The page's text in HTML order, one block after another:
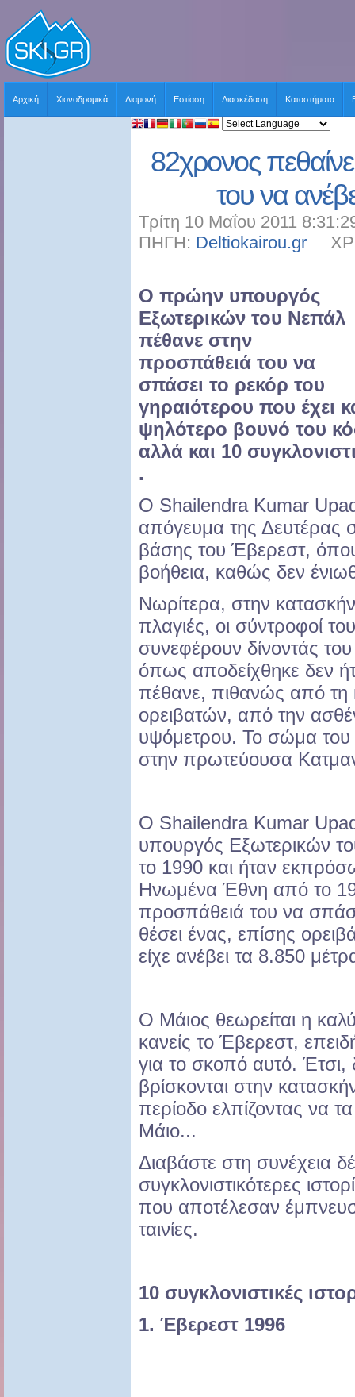
Αρχική Χιονοδρομικά Διαμονή Εστίαση Διασκέδαση Καταστήματα
82χρονος
του να
Τρίτη 10 Μαΐου 2011
ΠΗΓΗ: Deltiokairou.gr
Ο πρώην υπουργός
Εξωτερικών του Νεπάλ
πέθανε στην
προσπάθειά του να
σπάσει το ρεκόρ του
γηραιότερου που έχει
ψηλότερο βουνό του
αλλά και 10
.
Ο Shailendra Kumar
απόγευμα της Δευτέρας
βάσης του Έβερεστ,
βοήθεια, καθώς δεν
Νωρίτερα, στην
πλαγιές, οι σύντροφοί
συνεφέρουν δίνοντάς
όπως αποδείχθηκε δεν
πέθανε, πιθανώς από τη
ορειβατών, από την
υψόμετρου. Το σώμα του
στην πρωτεύουσα
Ο Shailendra Kumar
υπουργός Εξωτερικών
το 1990 και ήταν
Ηνωμένα Έθνη από το
προσπάθειά του να
θέσει ένας, επίσης
είχε ανέβει τα 8.850
Ο Μάιος θεωρείται η
κανείς το Έβερεστ,
για το σκοπό αυτό. Έτσι,
βρίσκονται στην
περίοδο ελπίζοντας να
Μάιο...
Διαβάστε στη συνέχεια
συγκλονιστικότερες
που αποτέλεσαν
ταινίες.
10 συγκλονιστικές
1. Έβερεστ 1996